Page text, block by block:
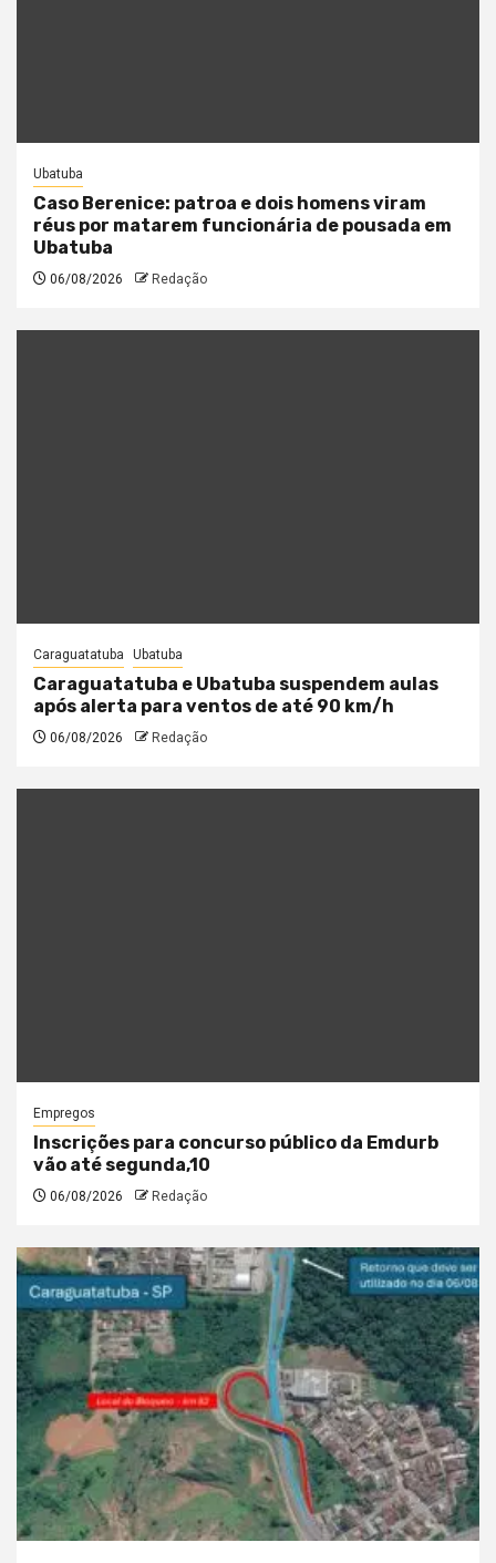
Ubatuba
Caso Berenice: patroa e dois homens viram
réus por matarem funcionária de pousada em
Ubatuba
06/08/2026 Redação
Caraguatatuba Ubatuba
Caraguatatuba e Ubatuba suspendem aulas
após alerta para ventos de até 90 km/h
06/08/2026 Redação
Empregos
Inscrições para concurso público da Emdurb
vão até segunda,10
06/08/2026 Redação